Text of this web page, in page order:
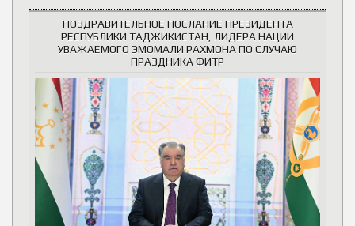
ПОЗДРАВИТЕЛЬНОЕ ПОСЛАНИЕ ПРЕЗИДЕНТА
РЕСПУБЛИКИ ТАДЖИКИСТАН, ЛИДЕРА НАЦИИ
УВАЖАЕМОГО ЭМОМАЛИ РАХМОНА ПО СЛУЧАЮ
ПРАЗДНИКА ФИТР